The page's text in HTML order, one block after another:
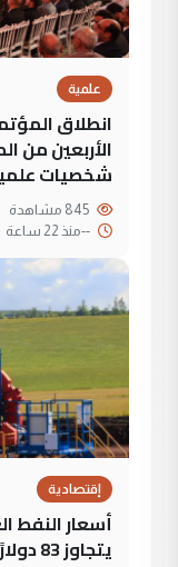
علمية
انطلاق
الأربعين من
شخصيات
--منذ 22 ساعة
إقتصادية
أسعار النفط
يتجاوز 83 دولارًا